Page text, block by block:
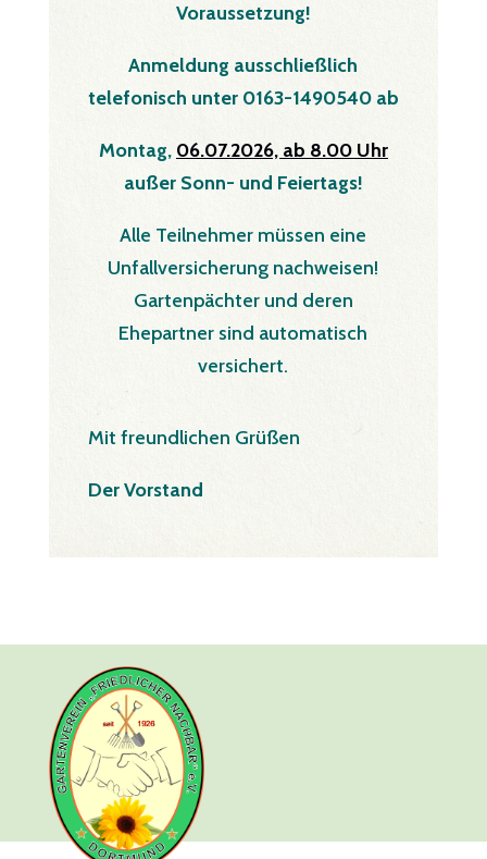
Voraussetzung!
Anmeldung ausschließlich
telefonisch unter 0163-1490540 ab
Montag, 06.07.2026, ab 8.00 Uhr
außer Sonn- und Feiertags!
Alle Teilnehmer müssen eine
Unfallversicherung nachweisen!
Gartenpächter und deren
Ehepartner sind automatisch
versichert.
Mit freundlichen Grüßen
Der Vorstand